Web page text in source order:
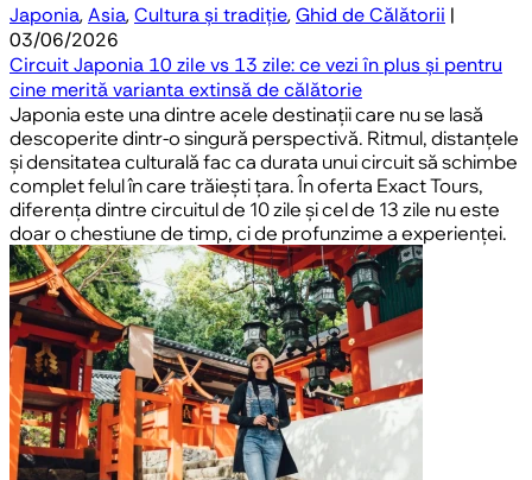
Japonia,Asia,Cultura și tradiție,Ghid de Călătorii |
03/06/2026
Circuit Japonia 10 zile vs 13 zile: ce vezi în plus și pentru
cine merită varianta extinsă de călătorie
Japonia este una dintre acele destinații care nu se lasă
descoperite dintr-o singură perspectivă. Ritmul, distanțele
și densitatea culturală fac ca durata unui circuit să schimbe
complet felul în care trăiești țara. În oferta Exact Tours,
diferența dintre circuitul de 10 zile și cel de 13 zile nu este
doar o chestiune de timp, ci de profunzime a experienței.